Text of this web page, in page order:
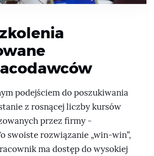
podejściem do poszukiwania
z rosnącej liczby kursów
przez firmy -
swoiste rozwiązanie „win-win”,
ma dostęp do wysokiej